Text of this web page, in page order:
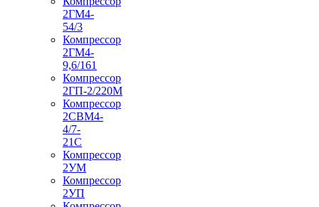
2ГМ4-
54/3
Компрессор
2ГМ4-
9,6/161
Компрессор
2ГП-2/220М
Компрессор
2СВМ4-
4/7-
21С
Компрессор
2УМ
Компрессор
2УП